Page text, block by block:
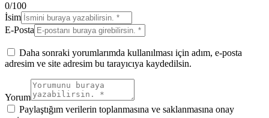
0/100
İsim
E-Posta
Daha sonraki yorumlarımda kullanılması için adım, e-posta
adresim ve site adresim bu tarayıcıya kaydedilsin.
Yorum
Paylaştığım verilerin toplanmasına ve saklanmasına onay